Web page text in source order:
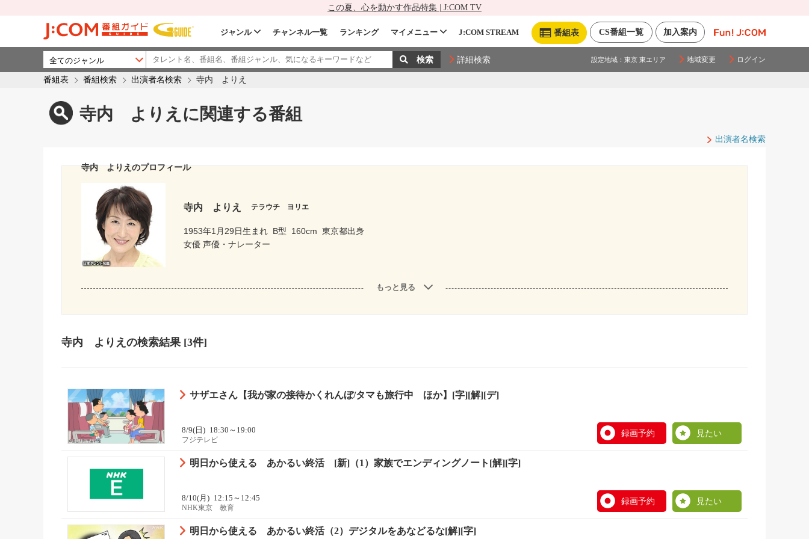
この夏、心を動かす作品特集 | J:COM TV
加入案内
CS番組一覧
番組表
ジャンル チャンネル一覧 ランキング マイメニュー J:COM STREAM
詳細検索 設定地域： 東京 東エリア 地域変更 ログイン
番組表 番組検索 出演者名検索 寺内 よりえ
寺内 よりえに関連する番組
出演者名検索
寺内 よりえのプロフィール
寺内 よりえ テラウチ ヨリエ
1953年1月29日生まれ B型 160cm 東京都出身
女優 声優・ナレーター
もっと見る
寺内 よりえ の検索結果 [3件]
サザエさん【我が家の接待かくれんぼ/タマも旅行中 ほか】[字][解][デ]
8/9(日) 18:30～19:00
フジテレビ
録画予約 見たい
明日から使える あかるい終活 [新]（1）家族でエンディングノート[解][字]
8/10(月) 12:15～12:45
NHK東京 教育
録画予約 見たい
明日から使える あかるい終活（2）デジタルをあなどるな[解][字]